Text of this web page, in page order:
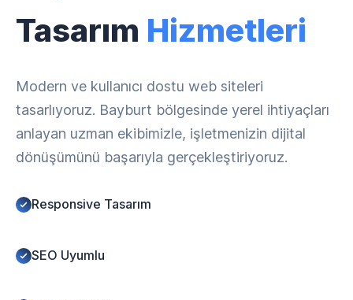
Tasarım Hizmetleri
Modern ve kullanıcı dostu web siteleri
tasarlıyoruz. Bayburt bölgesinde yerel ihtiyaçları
anlayan uzman ekibimizle, işletmenizin dijital
dönüşümünü başarıyla gerçekleştiriyoruz.
Responsive Tasarım
SEO Uyumlu